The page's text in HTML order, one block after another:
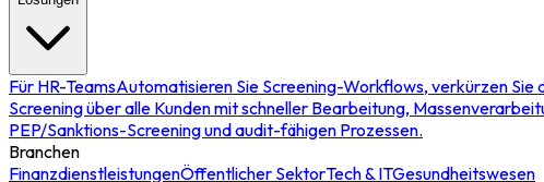
Für HR-TeamsAutomatisieren Sie Screening-Workflows, verkürzen
Screening über alle Kunden mit schneller Bearbeitung,
PEP/Sanktions-Screening und audit-fähigen Prozessen.
Branchen
FinanzdienstleistungenÖffentlicher SektorTech & ITGesundheitswesen